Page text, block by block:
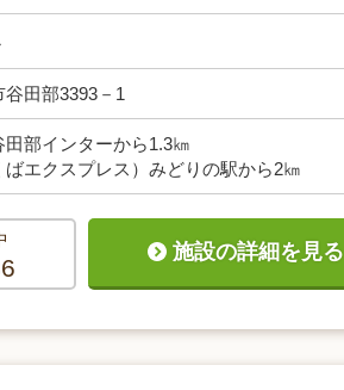
田部3393－1
部インターから1.3㎞
エクスプレス）みどりの駅から2㎞
施設の詳細を見る